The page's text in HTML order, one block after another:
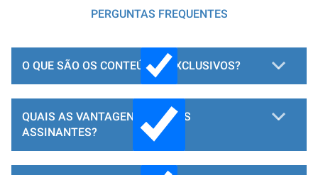
PERGUNTAS FREQUENTES
O QUE SÃO OS CONTEÚDOS EXCLUSIVOS?
QUAIS AS VANTAGENS PARA OS
ASSINANTES?